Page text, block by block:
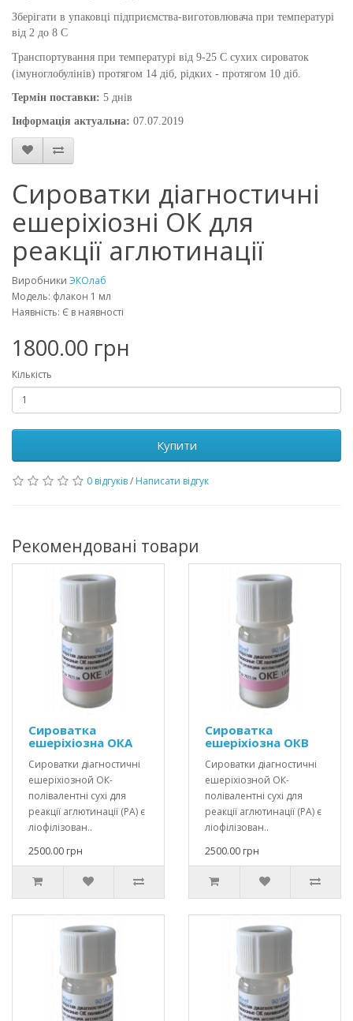
Зберігати в упаковці підприємства-виготовлювача при температурі
від 2 до 8 С
Транспортування при температурі від 9-25 С сухих сироваток
(імуноглобулінів) протягом 14 діб, рідких - протягом 10 діб.
Термін поставки: 5 днів
Інформація актуальна: 07.07.2019
Сироватки діагностичні
ешеріхіозні ОК для
реакції аглютинації
Виробники ЭКОлаб
Модель: флакон 1 мл
Наявність: Є в наявності
1800.00 грн
Кількість
Купити
0 відгуків/ Написати відгук
Рекомендовані товари
Сироватка
ешеріхіозна ОКА
Сироватки діагностичні
ешеріхіозной ОК-
полівалентні сухі для
реакції аглютинації (РА) є
ліофілізован..
2500.00 грн
Сироватка
ешеріхіозна ОКВ
Сироватки діагностичні
ешеріхіозной ОК-
полівалентні сухі для
реакції аглютинації (РА) є
ліофілізован..
2500.00 грн